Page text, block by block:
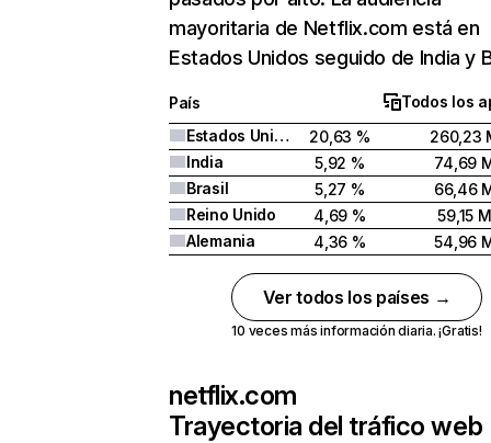
mayoritaria de Netflix.com está en
Estados Unidos seguido de India y
País
Todos los
Estados Unidos
20,63 %
260,23
India
5,92 %
74,69
Brasil
5,27 %
66,46
Reino Unido
4,69 %
59,15 M
Alemania
4,36 % 54,96
Ver todos los países →
10 veces más información diaria. ¡Gratis!
netflix.com
Trayectoria del tráfico web